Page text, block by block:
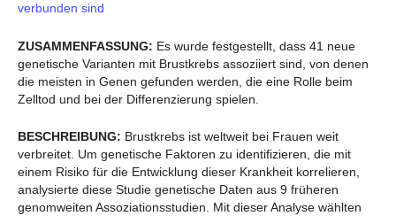
verbunden sind
ZUSAMMENFASSUNG: Es wurde festgestellt, dass 41 neue
genetische Varianten mit Brustkrebs assoziiert sind, von denen
die meisten in Genen gefunden werden, die eine Rolle beim
Zelltod und bei der Differenzierung spielen.
BESCHREIBUNG: Brustkrebs ist weltweit bei Frauen weit
verbreitet. Um genetische Faktoren zu identifizieren, die mit
einem Risiko für die Entwicklung dieser Krankheit korrelieren,
analysierte diese Studie genetische Daten aus 9 früheren
genomweiten Assoziationsstudien. Mit dieser Analyse wählten